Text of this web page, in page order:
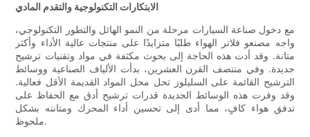
الابتكارات التكنولوجية والتقدم المادي
مع دخول صناعة السيارات مرحلة من النمو الهائل والتطور التكنولوجي،
واجه مصنعو فلاتر الهواء طلبًا متزايدًا على منتجات عالية الأداء وأكثر
متانة. وقد أدت هذه الحاجة إلى بحوث مكثفة في مواد وتقنيات ترشيح
جديدة. وفي منتصف القرن العشرين، بدأت الألياف الصناعية ووسائط
الترشيح القائمة على السليلوز تحل محل المواد القديمة الأقل فعالية.
وقد وفرت هذه الوسائط الجديدة قدرات ترشيح أدق مع الحفاظ على
تدفق هواء كافٍ، مما أدى إلى تحسين أداء المحرك ومتانته بشكل
ملحوظ.